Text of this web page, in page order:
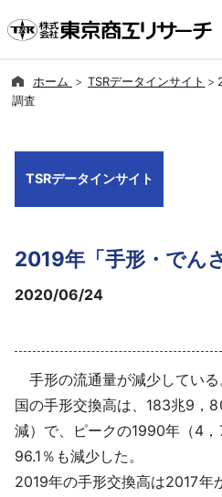
導入事例
採用情報
よくあるご
ホーム TSRデータインサイト
調査
TSRデータインサイト
2019年「手形・でん
2020/06/24
手形の流通量が減少してい
国の手形交換高は、183兆9，
減）で、ピークの1990年（4
96.1％も減少した。
2019年の手形交換高は2017年